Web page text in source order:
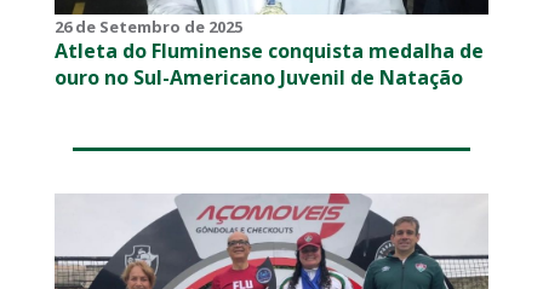
26 de Setembro de 2025
Atleta do Fluminense conquista medalha de
ouro no Sul-Americano Juvenil de Natação